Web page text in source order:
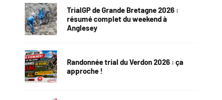
TrialGP de Grande Bretagne 2026 :
résumé complet du weekend à
Anglesey
Randonnée trial du Verdon 2026 : ça
approche !